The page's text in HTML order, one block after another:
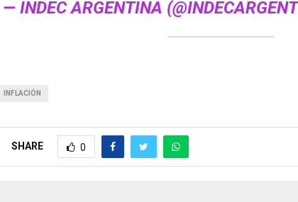
— INDEC ARGENTINA
INFLACIÓN
SHARE 0